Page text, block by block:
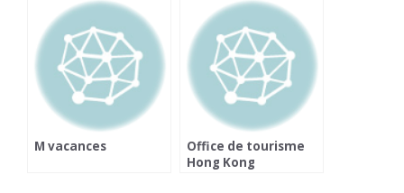
M vacances
Office de tourisme
Hong Kong